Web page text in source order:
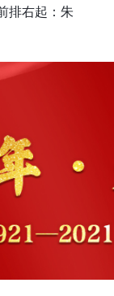
排右起：朱